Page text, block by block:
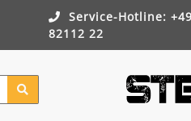
Service-Hotline:
82112 22